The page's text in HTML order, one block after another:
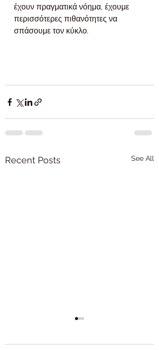
έχουν πραγματικά νόημα, έχουμε
περισσότερες πιθανότητες να
σπάσουμε τον κύκλο.
Recent Posts See All